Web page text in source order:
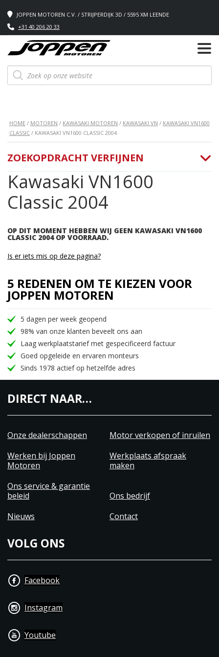
JOPPEN MOTOREN C.V. / STRIJPERDIJK 3D / 5595 XM LEENDE
+31 40 206 20 33
Producten
zoeken
HOME / MOTOREN / KAWASAKI MOTOREN / KAWASAKI VN / KAWASAKI VN1600
CLASSIC / KAWASAKI VN1600 CLASSIC 2004
Kawasaki VN1600
Classic 2004
OP DIT MOMENT HEBBEN WIJ GEEN KAWASAKI VN1600
CLASSIC 2004 OP VOORRAAD.
ZOEKOPDRACHT VERFIJNEN
Is er iets mis op deze pagina?
5 REDENEN OM TE KIEZEN VOOR
JOPPEN MOTOREN
5 dagen per week geopend
98% van onze klanten beveelt ons aan
Laag werkplaatstarief met gespecificeerd factuur
Goed opgeleide en ervaren monteurs
Sinds 1978 actief op hetzelfde adres
DIRECT NAAR…
Onze dealerschappen
Motor verkopen of inruilen
Werken bij Joppen
Motoren
Werkplaats afspraak
maken
Ons service & garantie
beleid
Ons bedrijf
Nieuws
Contact
VOLG ONS
Facebook
Instagram
Youtube